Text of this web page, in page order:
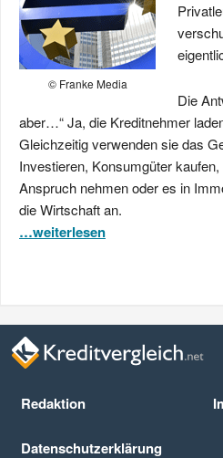
© Franke Media
Die
aber…“ Ja, die Kreditnehmer
Gleichzeitig verwenden sie das
Investieren, Konsumgüter
Anspruch nehmen oder es in
die Wirtschaft an.
…weiterlesen
Redaktion
Datenschutz­erklärung